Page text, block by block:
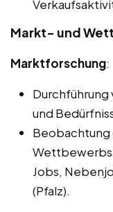
Markt- und
Marktforschung:
Durchführung
und
Beobachtung
Jobs,
(Pfalz).